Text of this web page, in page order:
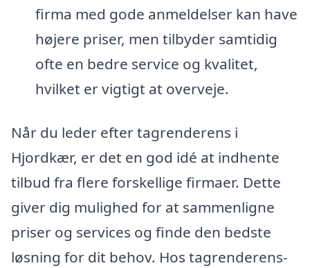
firma med gode anmeldelser kan have
højere priser, men tilbyder samtidig
ofte en bedre service og kvalitet,
hvilket er vigtigt at overveje.
Når du leder efter tagrenderens i
Hjordkær, er det en god idé at indhente
tilbud fra flere forskellige firmaer. Dette
giver dig mulighed for at sammenligne
priser og services og finde den bedste
løsning for dit behov. Hos tagrenderens-